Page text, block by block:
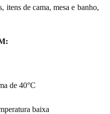
itens de cama, mesa e banho,
de 40°C
baixa